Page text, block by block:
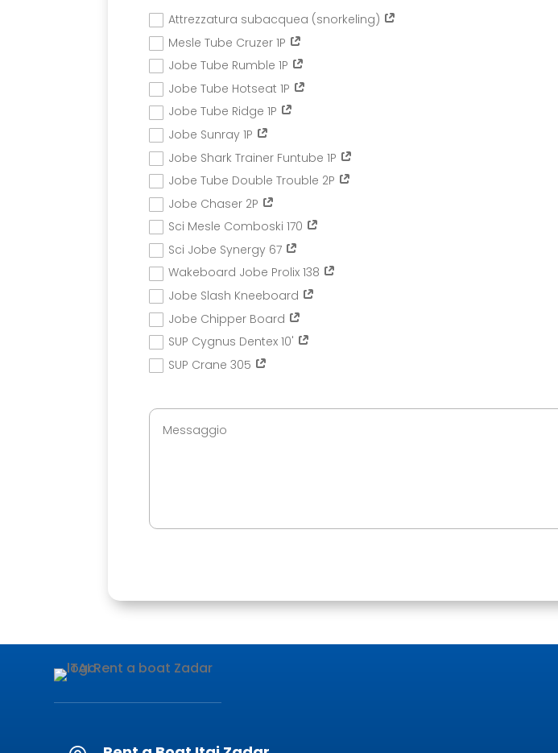
Attrezzatura subacquea (snorkeling)
Mesle Tube Cruzer 1P
Jobe Tube Rumble 1P
Jobe Tube Hotseat 1P
Jobe Tube Ridge 1P
Jobe Sunray 1P
Jobe Shark Trainer Funtube 1P
Jobe Tube Double Trouble 2P
Jobe Chaser 2P
Sci Mesle Comboski 170
Sci Jobe Synergy 67
Wakeboard Jobe Prolix 138
Jobe Slash Kneeboard
Jobe Chipper Board
SUP Cygnus Dentex 10'
SUP Crane 305